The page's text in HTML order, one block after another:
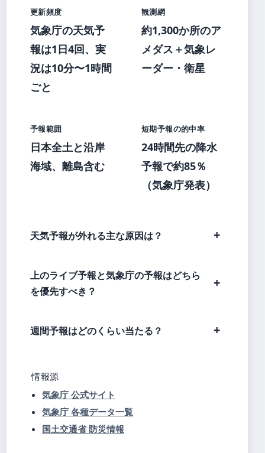
更新頻度
気象庁の天気予
報は1日4回、実
況は10分〜1時間
ごと
観測網
約1,300か所のア
メダス＋気象レ
ーダー・衛星
予報範囲
日本全土と沿岸
海域、離島含む
短期予報の的中率
24時間先の降水
予報で約85％
（気象庁発表）
天気予報が外れる主な原因は？
上のライブ予報と気象庁の予報はどちら
を優先すべき？
週間予報はどのくらい当たる？
情報源
気象庁 公式サイト
気象庁 各種データ一覧
国土交通省 防災情報